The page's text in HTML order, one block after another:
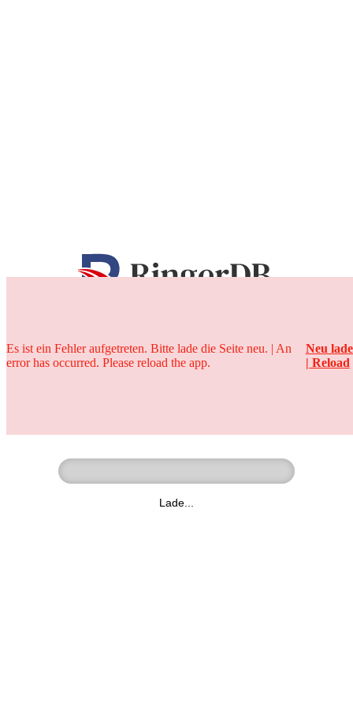
25 Jahre
Lade...
Es ist ein Fehler aufgetreten. Bitte lade die Seite neu. | An
error has occurred. Please reload the app.
Neu
| Reload